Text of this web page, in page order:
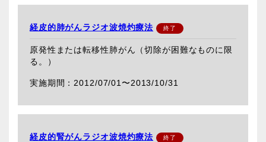
経皮的肺がんラジオ波焼灼療法
原発性または転移性肺がん（切除が困難なものに限
る。）
2012/07/01〜2013/10/31
経皮的腎がんラジオ波焼灼療法